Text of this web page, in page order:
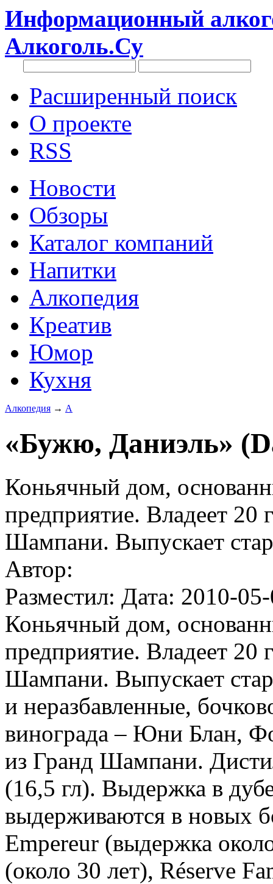
Информационный
Алкоголь.Су
Расширенный поиск
О проекте
RSS
Новости
Обзоры
Каталог компаний
Напитки
Алкопедия
Креатив
Юмор
Кухня
Алкопедия → А
«Бужю, Даниэль»
Коньячный дом,
предприятие. Владеет 20
Шампани. Выпускает
Автор:
Разместил: Дата: 2010-
Коньячный дом,
предприятие. Владеет 20
Шампани. Выпускает
и неразбавленные,
винограда – Юни Блан,
из Гранд Шампани.
(16,5 гл). Выдержка в
выдерживаются в новых
Empereur (выдержка
(около 30 лет), Réserve